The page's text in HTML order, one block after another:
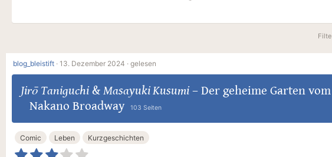
blog_bleistift · 13. Dezember 2024 · gelesen
Jirō Taniguchi& Masayuki Kusumi– Der geheime Garten vom
Nakano Broadway
103 Seiten
Comic Leben Kurzgeschichten